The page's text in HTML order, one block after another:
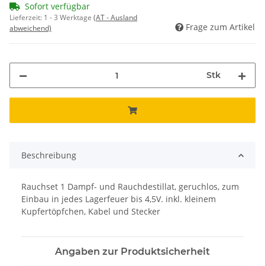
Sofort verfügbar
Lieferzeit: 1 - 3 Werktage (AT - Ausland
abweichend)
Frage zum Artikel
Stk
Beschreibung
Rauchset 1 Dampf- und Rauchdestillat, geruchlos, zum
Einbau in jedes Lagerfeuer bis 4,5V. inkl. kleinem
Kupfertöpfchen, Kabel und Stecker
Angaben zur Produktsicherheit